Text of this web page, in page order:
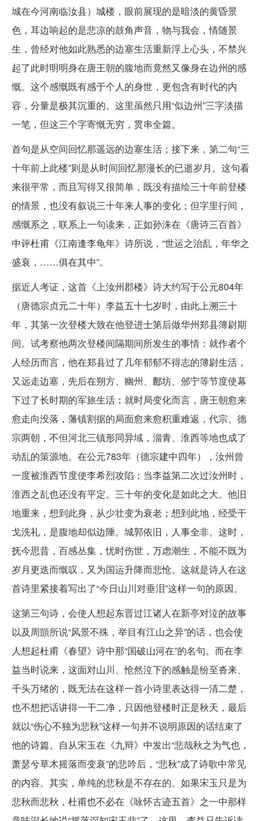
城在今河南临汝县）城楼，眼前展现的是暗淡的黄昏景
色，耳边响起的是悲凉的鼓角声音，物与我会，情随景
生，曾经对他如此熟悉的边塞生活重新浮上心头，不禁兴
起了此时明明身在唐王朝的腹地而竟然又像身在边州的感
慨。这个感慨既有感于个人的身世，更包含有时代的内
容，分量是极其沉重的。这里虽然只用“似边州”三字淡描
一笔，但这三个字寄慨无穷，贯串全篇。
首句是从空间回忆那遥远的边塞生活；接下来，第二句“三
十年前上此楼”则是从时间回忆那漫长的已逝岁月。这句看
来很平常，而且写得又很简单，既没有描绘三十年前登楼
的情景，也没有叙说三十年来人事的变化；但字里行间，
感慨系之，联系上一句读来，正如孙洙在《唐诗三百首》
中评杜甫《江南逢李龟年》诗所说，“世运之治乱，年华之
盛衰，……俱在其中”。
据近人考证，这首《上汝州郡楼》诗大约写于公元804年
（唐德宗贞元二十年）李益五十七岁时，由此上溯三十
年，其第一次登楼大致在他登进士第后做华州郑县簿尉期
间。试考察他两次登楼间隔期间所发生的事情：就作者个
人经历而言，他在郑县过了几年郁郁不得志的簿尉生活，
又远走边塞，先后在朔方、幽州、鄜坊、邠宁等节度使幕
下过了长时期的军旅生活；就时局变化而言，唐王朝愈来
愈走向没落，藩镇割据的局面愈来愈积重难返，代宗、德
宗两朝，不但河北三镇形同异域，淄青、淮西等地也成了
动乱的策源地。在公元783年（德宗建中四年），汝州曾
一度被淮西节度使李希烈攻陷；当李益第二次过汝州时，
淮西之乱也还没有平定。三十年的变化是如此之大。他旧
地重来，想到此身，从少壮变为衰老；想到此地，经受干
戈洗礼，是腹地却似边陲。城郭依旧，人事全非。这时，
抚今思昔，百感丛集，忧时伤世，万虑潮生，不能不既为
岁月更迭而慨叹，又为国运升降而悲怆。这就是诗人在这
首诗里紧接着写出了“今日山川对垂泪”这样一句的原因。
这第三句诗，会使人想起东晋过江诸人在新亭对泣的故事
以及周顗所说“风景不殊，举目有江山之异”的话，也会使
人想起杜甫《春望》诗中那“国破山河在”的名句。而在李
益当时说来，这面对山川、怆然泣下的感触是纷至沓来、
千头万绪的，既无法在这样一首小诗里表达得一清二楚，
也不想把话讲得一干二净，只因他登楼时正是秋天，最后
就以“伤心不独为悲秋”这样一句并不说明原因的话结束了
他的诗篇。自从宋玉在《九辩》中发出“悲哉秋之为气也，
萧瑟兮草木摇落而变衰”的悲吟后，“悲秋”成了诗歌中常见
的内容。其实，单纯的悲秋是不存在的。如果宋玉只是为
悲秋而悲秋，杜甫也不必在《咏怀古迹五首》之一中那样